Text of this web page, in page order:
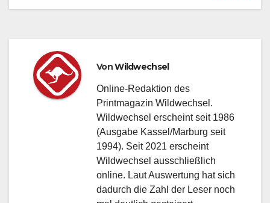
mehr!
VonWildwechsel
Online-Redaktion des
Printmagazin Wildwechsel.
Wildwechsel erscheint seit 1986
(Ausgabe Kassel/Marburg seit
1994). Seit 2021 erscheint
Wildwechsel ausschließlich
online. Laut Auswertung hat sich